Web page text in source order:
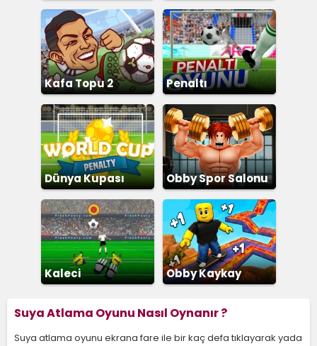
Kafa Topu 2 Penaltı
Dünya Kupası
Penaltı
Obby Spor Salonu
Kaleci Obby Kaykay
Suya Atlama Oyunu Nasıl Oynanır ?
Suya atlama oyunu ekrana fare ile bir kaç defa tıklayarak yada